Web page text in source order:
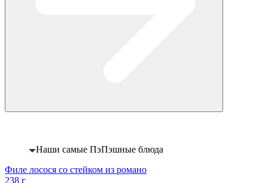
Наши самые ПэПэшные блюда
Филе лосося со стейком из романо
238 г